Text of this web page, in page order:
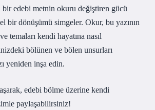
bir edebi metnin okuru değiştiren gücü
bir dönüşümü simgeler. Okur, bu yazının
temaları kendi hayatına nasıl
bölünen ve bölen unsurları
yeniden inşa edin.
edebi bölme üzerine kendi
paylaşabilirsiniz!